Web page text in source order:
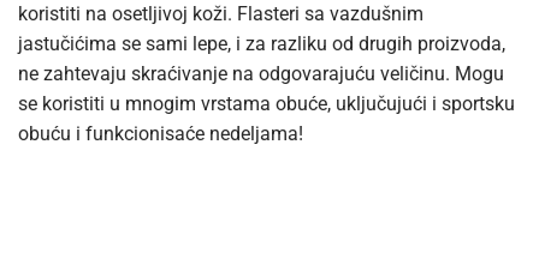
koristiti na osetljivoj koži. Flasteri sa vazdušnim
jastučićima se sami lepe, i za razliku od drugih proizvoda,
ne zahtevaju skraćivanje na odgovarajuću veličinu. Mogu
se koristiti u mnogim vrstama obuće, uključujući i sportsku
obuću i funkcionisaće nedeljama!